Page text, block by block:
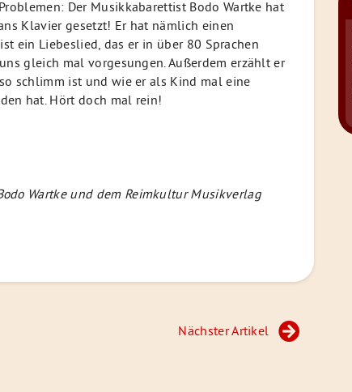
Der Musikkabarettist Bodo Wartke hat
Klavier gesetzt! Er hat nämlich einen
ein Liebeslied, das er in über 80 Sprachen
gleich mal vorgesungen. Außerdem erzählt er
schlimm ist und wie er als Kind mal eine
hat. Hört doch mal rein!
Wartke und dem Reimkultur Musikverlag
Nächster Artikel